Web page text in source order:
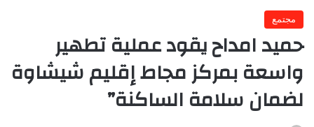
مجتمع
حميد امداح يقود عملية تطهير
واسعة بمركز مجاط إقليم شيشاوة
لضمان سلامة الساكنة”